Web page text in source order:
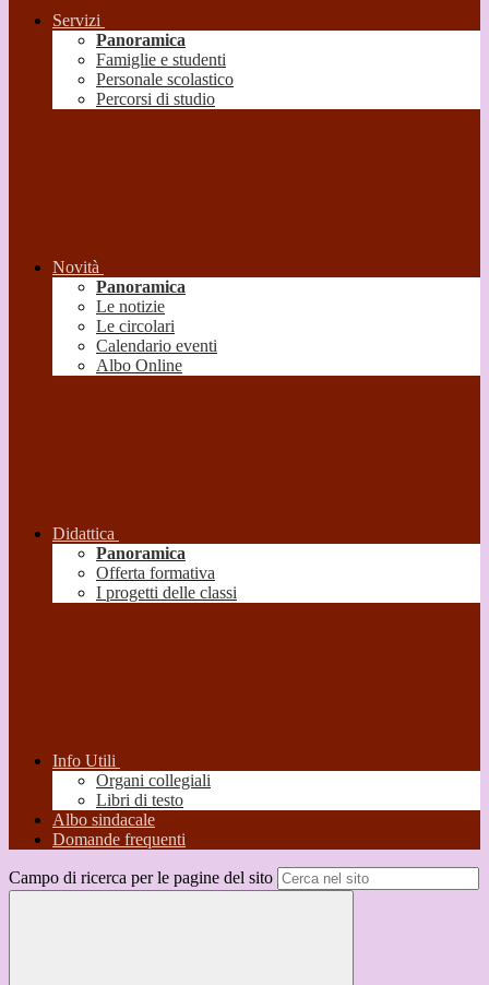
Servizi
Panoramica
Famiglie e studenti
Personale scolastico
Percorsi di studio
Novità
Panoramica
Le notizie
Le circolari
Calendario eventi
Albo Online
Didattica
Panoramica
Offerta formativa
I progetti delle classi
Info Utili
Organi collegiali
Libri di testo
Albo sindacale
Domande frequenti
Campo di ricerca per le pagine del sito